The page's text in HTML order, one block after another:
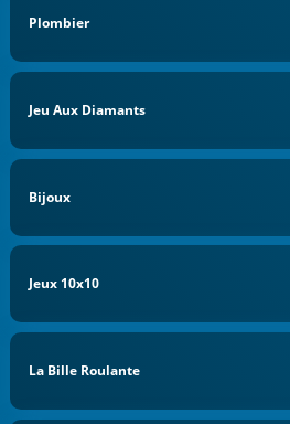
Plombier
Jeu Aux Diamants
Bijoux
Jeux 10x10
La Bille Roulante